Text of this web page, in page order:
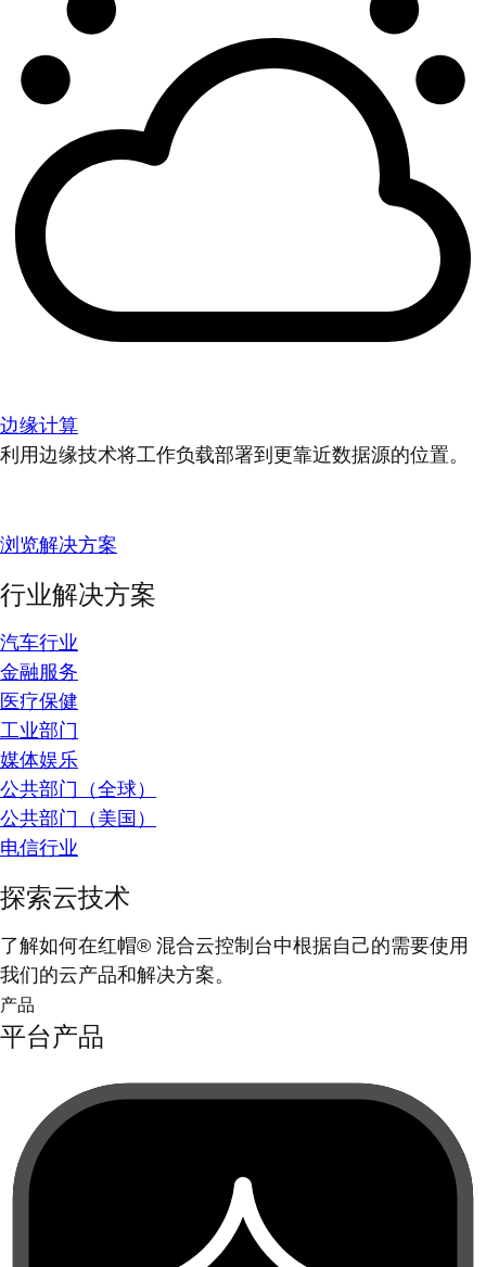
边缘计算
利用边缘技术将工作负载部署到更靠近数据源的位置。
浏览解决方案
行业解决方案
汽车行业
金融服务
医疗保健
工业部门
媒体娱乐
公共部门（全球）
公共部门（美国）
电信行业
探索云技术
了解如何在红帽® 混合云控制台中根据自己的需要使用
我们的云产品和解决方案。
产品
平台产品